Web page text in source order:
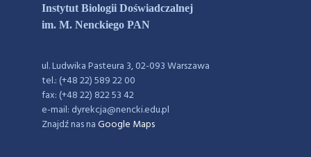
Instytut Biologii Doświadczalnej
im. M. Nenckiego PAN
ul. Ludwika Pasteura 3, 02-093 Warszawa
tel.: (+48 22) 589 22 00
fax: (+48 22) 822 53 42
e-mail: dyrekcja@nencki.edu.pl
Znajdź nas naGoogle Maps